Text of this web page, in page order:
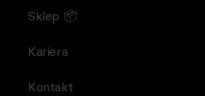
Sklep 📦
Kariera
Kontakt